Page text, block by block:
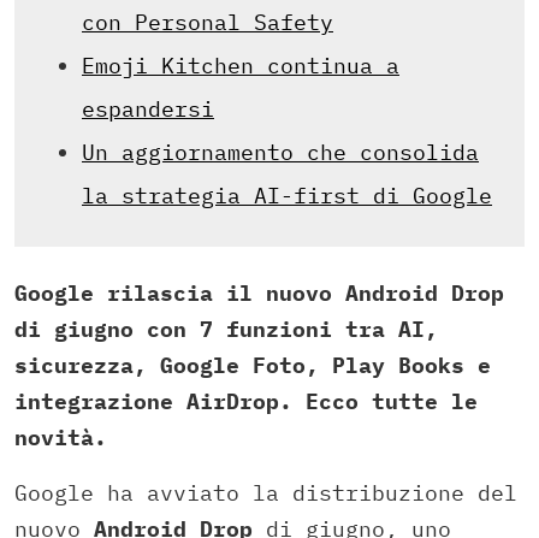
con Personal Safety
Emoji Kitchen continua a
espandersi
Un aggiornamento che consolida
la strategia AI-first di Google
Google rilascia il nuovo Android Drop
di giugno con 7 funzioni tra AI,
sicurezza, Google Foto, Play Books e
integrazione AirDrop. Ecco tutte le
novità.
Google ha avviato la distribuzione del
nuovo Android Drop di giugno, uno